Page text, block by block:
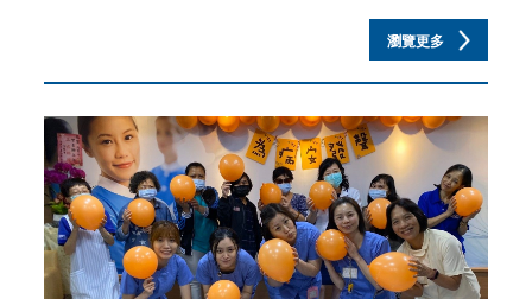
瀏覽更多